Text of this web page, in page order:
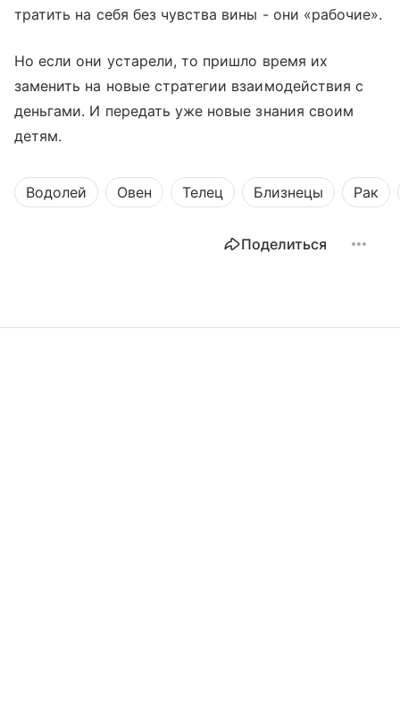
тратить на себя без чувства вины - они «рабочие».
Но если они устарели, то пришло время их
заменить на новые стратегии взаимодействия с
деньгами. И передать уже новые знания своим
детям.
Водолей Овен Телец Близнецы Рак
Поделиться